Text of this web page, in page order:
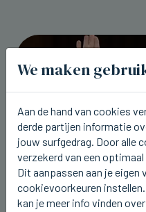
We maken
Aan de hand van cookies
derde partijen informatie
jouw surfgedrag. Door alle
verzekerd van een
Dit aanpassen aan je eigen
cookievoorkeuren
kan je meer info vinden